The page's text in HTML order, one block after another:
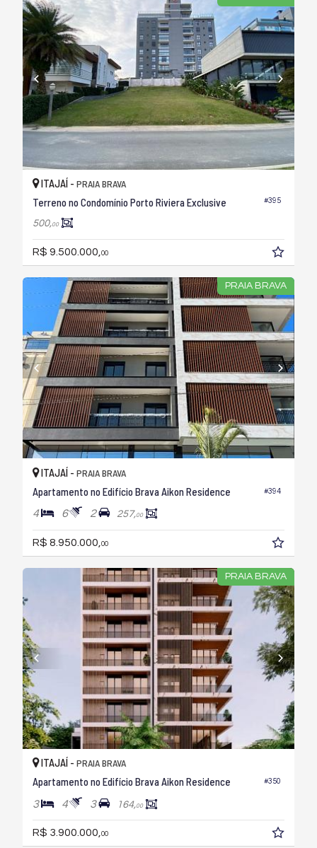
#395
ITAJAÍ - PRAIA BRAVA
Terreno no Condomínio Porto Riviera Exclusive
500,00
R$ 9.500.000, 00
PRAIA BRAVA
#394
ITAJAÍ - PRAIA BRAVA
Apartamento no Edifício Brava Aikon Residence
4 6 2 257,00
R$ 8.950.000, 00
PRAIA BRAVA
#350
ITAJAÍ - PRAIA BRAVA
Apartamento no Edifício Brava Aikon Residence
3 4 3 164,00
R$ 3.900.000,00